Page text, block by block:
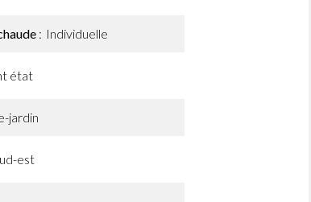
Individuelle
état
jardin
est